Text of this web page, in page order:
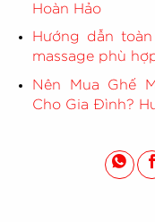
Hoàn Hảo
Hướng dẫn
massage phù
Nên Mua Ghế
Cho Gia Đình?